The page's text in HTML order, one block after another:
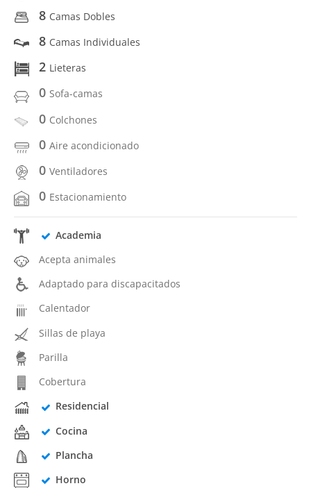
8 Camas Dobles
8 Camas Individuales
2 Lieteras
0 Sofa-camas
0 Colchones
0 Aire acondicionado
0 Ventiladores
0 Estacionamiento
Academia
Acepta animales
Adaptado para discapacitados
Calentador
Sillas de playa
Parilla
Cobertura
Residencial
Cocina
Plancha
Horno